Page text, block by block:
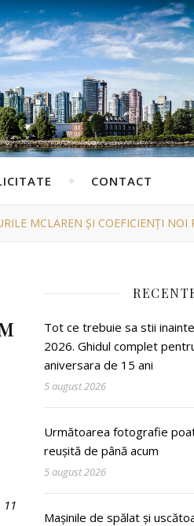
CONTACT
MCLAREN ȘI COEFICIENȚI NOI
Tot ce trebuie sa stii
2026. Ghidul complet
aniversara de 15 ani
5 august 2026
Următoarea fotografie
reușită de până acum
5 august 2026
Mașinile de spălat și